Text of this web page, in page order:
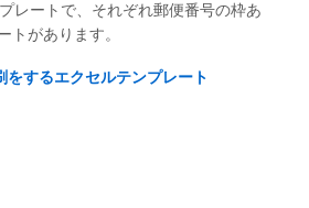
レートで、それぞれ郵便番号の枠あ
トがあります。
をするエクセルテンプレート